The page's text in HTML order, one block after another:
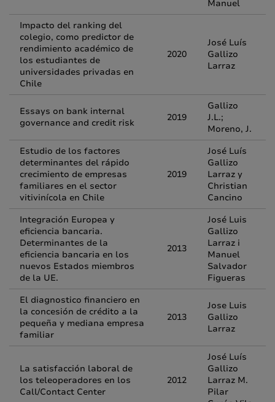
Manuel
Impacto del ranking del
colegio, como predictor de
rendimiento académico de
los estudiantes de
universidades privadas en
Chile
2020
José Luís
Gallizo
Larraz
Essays on bank internal
governance and credit risk
2019
Gallizo
J.L.;
Moreno, J.
Estudio de los factores
determinantes del rápido
crecimiento de empresas
familiares en el sector
vitivinícola en Chile
2019
José Luís
Gallizo
Larraz y
Christian
Cancino
Integración Europea y
eficiencia bancaria.
Determinantes de la
eficiencia bancaria en los
nuevos Estados miembros
de la UE.
2013
José Luis
Gallizo
Larraz i
Manuel
Salvador
Figueras
El diagnostico financiero en
la concesión de crédito a la
pequeña y mediana empresa
familiar
2013
Jose Luis
Gallizo
Larraz
La satisfacción laboral de
los teleoperadores en los
Call/Contact Center
2012
José Luís
Gallizo
Larraz M.
Pilar